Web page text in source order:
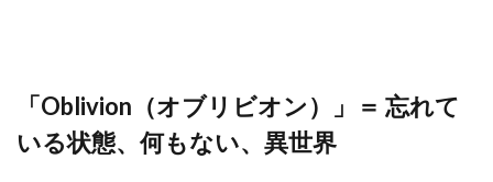
「Oblivion（オブリビオン）」＝ 忘れて
いる状態、何もない、異世界